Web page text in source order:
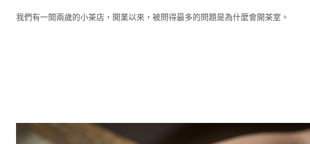
我們有一間兩歲的小茶店，開業以來，被問得最多的問題是為什麼會開茶室。